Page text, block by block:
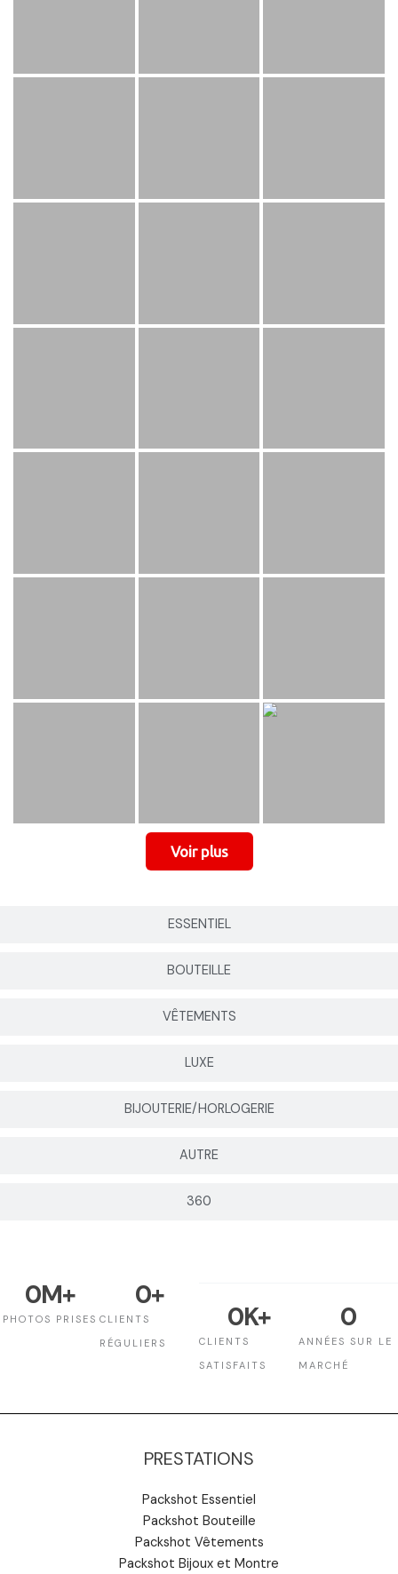
ESSENTIEL
BOUTEILLE
VÊTEMENTS
LUXE
BIJOUTERIE/HORLOGERIE
AUTRE
360
PHOTOS PRISES
0M+
CLIENTS
RÉGULIERS
0+
CLIENTS
SATISFAITS
0K+
ANNÉES SUR LE
MARCHÉ
0
PRESTATIONS
Packshot Essentiel
Packshot Bouteille
Packshot Vêtements
Packshot Bijoux et Montre